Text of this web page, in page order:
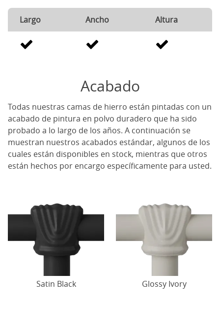
Largo Ancho Altura
Acabado
Todas nuestras camas de hierro están pintadas con un
acabado de pintura en polvo duradero que ha sido
probado a lo largo de los años. A continuación se
muestran nuestros acabados estándar, algunos de los
cuales están disponibles en stock, mientras que otros
están hechos por encargo específicamente para usted.
Satin Black Glossy Ivory